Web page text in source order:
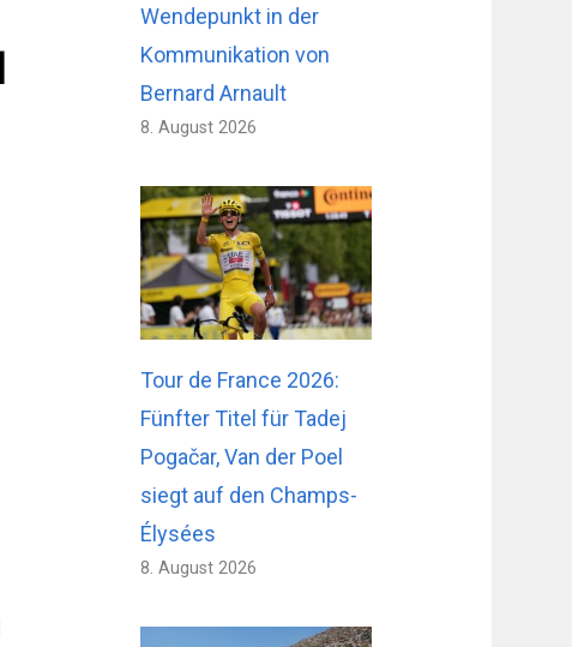
Wendepunkt in der
Kommunikation von
Bernard Arnault
8. August 2026
Tour de France 2026:
Fünfter Titel für Tadej
Pogačar, Van der Poel
siegt auf den Champs-
Élysées
8. August 2026